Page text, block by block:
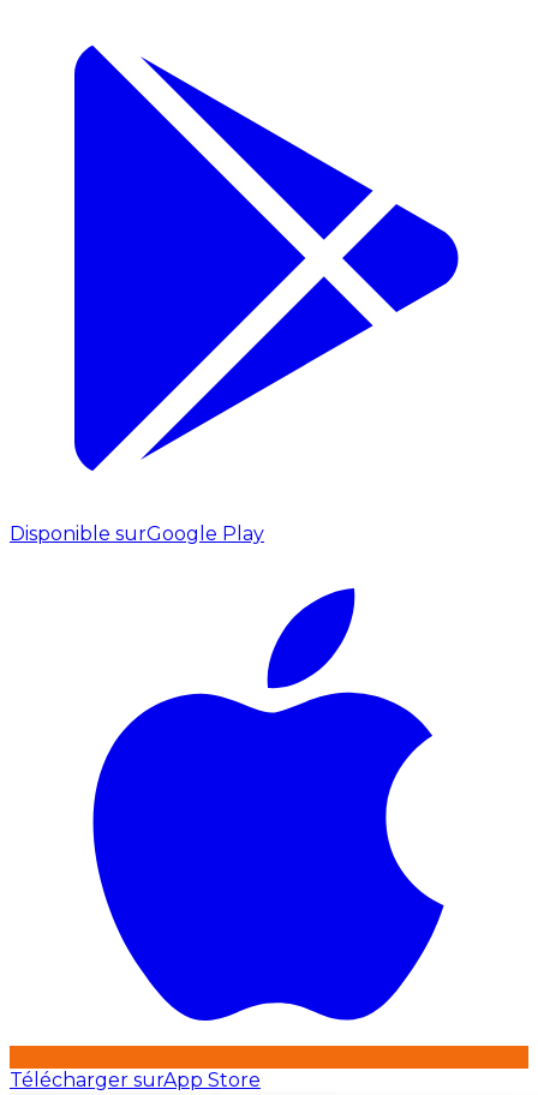
Disponible surGoogle Play
Télécharger surApp Store